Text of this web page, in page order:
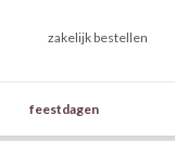
zakelijk bestellen
feestdagen